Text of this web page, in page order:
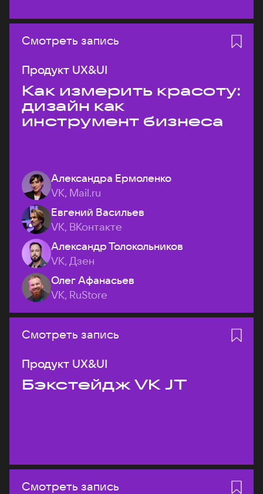
Смотреть запись
Продукт UX&UI
Как измерить красоту:
дизайн как
инструмент бизнеса
Александра Ермоленко
VK, Mail.ru
Евгений Васильев
VK, ВКонтакте
Александр Толокольников
VK, Дзен
Олег Афанасьев
VK, RuStore
Смотреть запись
Продукт UX&UI
Бэкстейдж VK JT
Смотреть запись